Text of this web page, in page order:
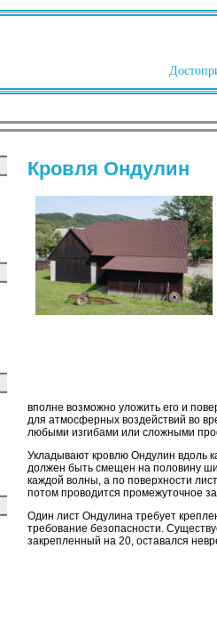
Кровля Ондулин
вполне возможно уложить его и
для атмосферных воздействий во
любыми изгибами или сложными
Укладывают кровлю Ондулин вдоль
должен быть смещен на половину
каждой волны, а по поверхности
потом проводится промежуточное
Один лист Ондулина требует
требование безопасности.
закрепленный на 20, оставался